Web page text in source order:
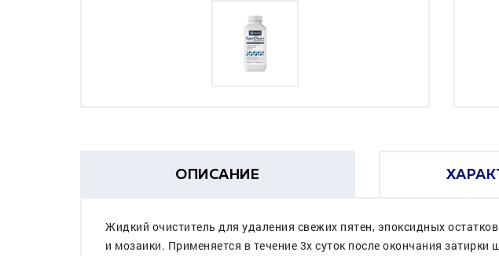
ОПИСАНИЕ
Жидкий очиститель для удаления свежих пятен, эпоксидных
и мозаики. Применяется в течение 3х суток после окончания